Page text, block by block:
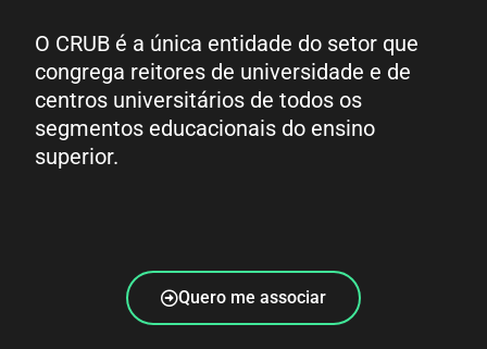
O CRUB é a única entidade do setor que
congrega reitores de universidade e de
centros universitários de todos os
segmentos educacionais do ensino
superior.
Quero me associar